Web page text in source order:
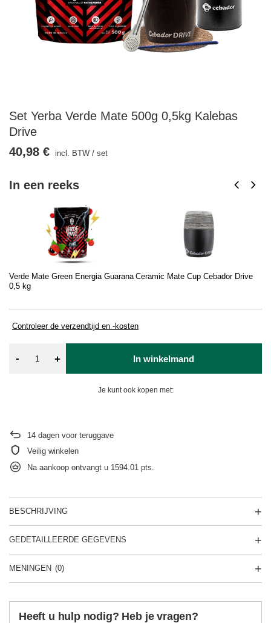
Set Yerba Verde Mate 500g 0,5kg Kalebas
Drive
In een reeks
Verde Mate Green Energia Guarana
0,5 kg
Ceramic Mate Cup Cebador Drive
Controleer de verzendtijd en -kosten
40,98 € incl. BTW / set
- + In winkelmand
Je kunt ook kopen met:
14 dagen voor teruggave
Veilig winkelen
Na aankoop ontvangt u 1594.01 pts.
BESCHRIJVING
GEDETAILLEERDE GEGEVENS
MENINGEN (0)
Heeft u hulp nodig? Heb je vragen?